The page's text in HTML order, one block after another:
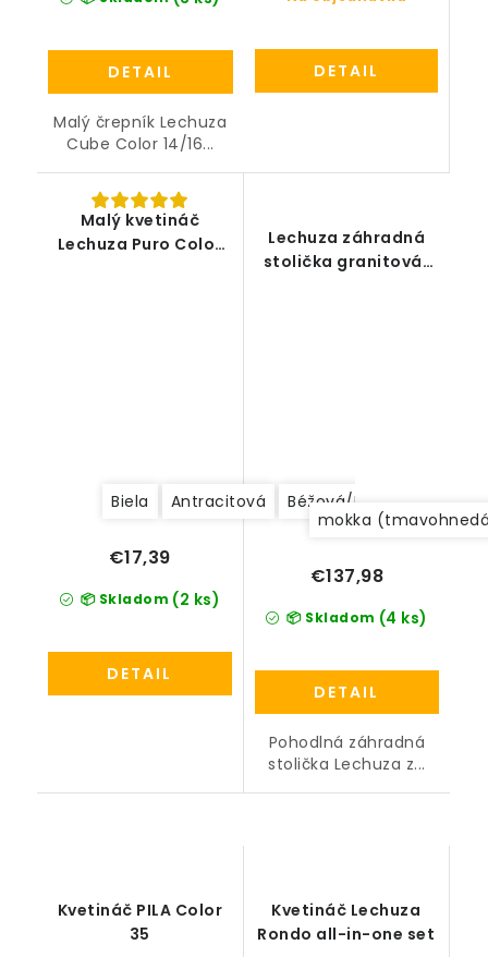
DETAIL
Malý črepník Lechuza
Cube Color 14/16...
DETAIL
Malý kvetináč
Lechuza Puro Color
Biela Antracitová Béžová/Krémová
📦 Skladom (2 ks)
€17,39
DETAIL
Lechuza záhradná
stolička granitová/
mokka
📦 Skladom (4 ks)
€137,98
DETAIL
Pohodlná záhradná
stolička Lechuza z...
Kvetináč PILA Color
35
Kvetináč Lechuza
Rondo all-in-one set